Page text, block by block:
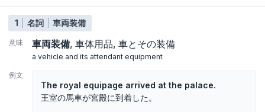
1 名詞 車両装備
意味 車両装備 車体用品 車とその装備
a vehicle and its attendant equipment
例文
The royal equipage arrived at the palace.
王室の馬車が宮殿に到着した。